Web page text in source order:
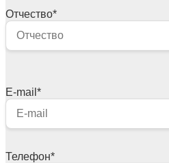
Отчество*
E-mail *
Телефон*